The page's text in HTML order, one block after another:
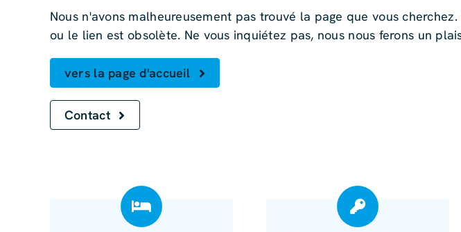
Nous n'avons malheureusement pas trouvé la page que vous
ou le lien est obsolète. Ne vous inquiétez pas, nous nous ferons un
vers la page d'accueil
Contact